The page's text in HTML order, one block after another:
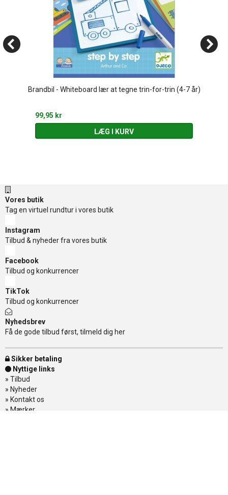
Brandbil - Whiteboard lær at tegne trin-for-trin (4-7 år)
99,95 kr
LÆG I KURV
Vores butik
Tag en virtuel rundtur i vores butik
Instagram
Tilbud & nyheder fra vores butik
Facebook
Tilbud og konkurrencer
TikTok
Tilbud og konkurrencer
Nyhedsbrev
Få de gode tilbud først, tilmeld dig her
Sikker betaling
Nyttige links
» Tilbud
» Nyheder
» Kontakt os
» Mærker